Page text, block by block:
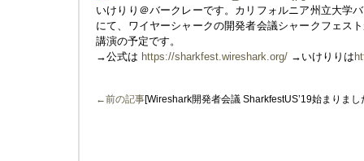
いけりり＠バークレーです。カリフォルニア州立大学
にて、ワイヤーシャークの開発者会議シャークフェス
講演の予定です。
→公式は https://sharkfest.wireshark.org/ →いけりりは
←前の記事[Wireshark開発者会議 SharkfestUS’19始まりまし